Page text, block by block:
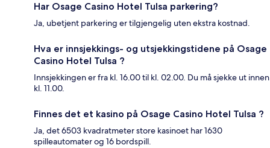
Har Osage Casino Hotel Tulsa parkering?
Ja, ubetjent parkering er tilgjengelig uten ekstra kostnad.
Hva er innsjekkings- og utsjekkingstidene på Osage
Casino Hotel Tulsa ?
Innsjekkingen er fra kl. 16.00 til kl. 02.00. Du må sjekke ut innen
kl. 11.00.
Finnes det et kasino på Osage Casino Hotel Tulsa ?
Ja, det 6503 kvadratmeter store kasinoet har 1630
spilleautomater og 16 bordspill.